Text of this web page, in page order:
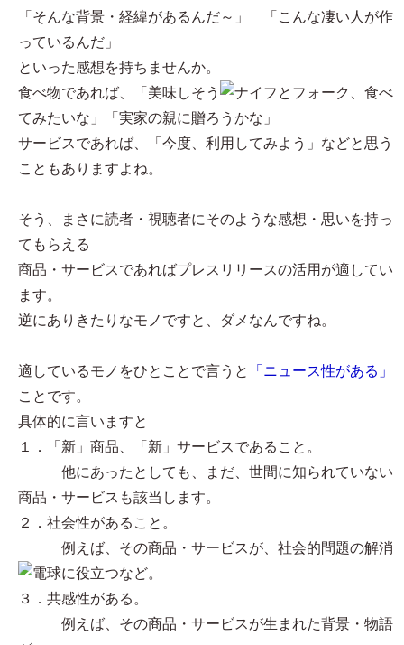
「そんな背景・経緯があるんだ～」 「こんな凄い人が作
っているんだ」
といった感想を持ちませんか。
食べ物であれば、「美味しそう
、食べ
てみたいな」「実家の親に贈ろうかな」
サービスであれば、「今度、利用してみよう」などと思う
こともありますよね。
そう、まさに読者・視聴者にそのような感想・思いを持っ
てもらえる
商品・サービスであればプレスリリースの活用が適してい
ます。
逆にありきたりなモノですと、ダメなんですね。
適しているモノをひとことで言うと
「ニュース性がある」
ことです。
具体的に言いますと
１．「新」商品、「新」サービスであること。
他にあったとしても、まだ、世間に知られていない
商品・サービスも該当します。
２．社会性があること。
例えば、その商品・サービスが、社会的問題の解消
に役立つなど。
３．共感性がある。
例えば、その商品・サービスが生まれた背景・物語